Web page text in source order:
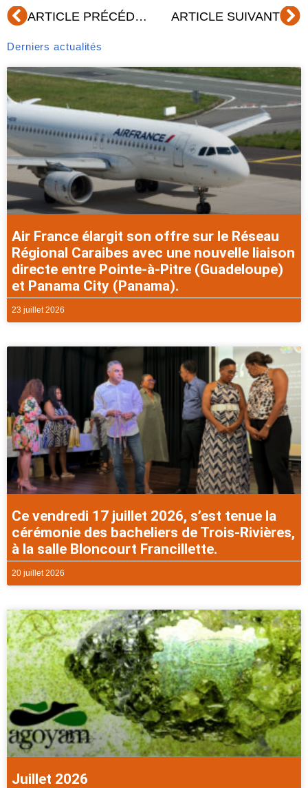
Précédent ARTICLE PRÉCÉDENT ARTICLE SUIVANT
Derniers actualités
Air France élargit son offre sur le Réseau
Régional Caraibes avec une nouvelle liaison
directe entre Pointe-à-Pitre (Guadeloupe)
et Panama City (Panama).
23 juillet 2026
Ce vendredi 17 juillet 2026, s’est tenue la
cérémonie des bacheliers de Trois-Rivières,
à la salle Bloncourt Francillette.
20 juillet 2026
Juillet 2026